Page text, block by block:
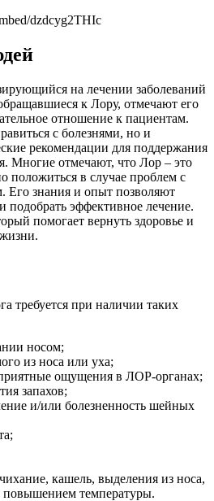
dzdcyg2THIc
на лечении заболеваний
к Лору, отмечают его
отношение к пациентам.
с болезнями, но и
рекомендации для поддержания
Многие отмечают, что Лор – это
положиться в случае проблем с
Его знания и опыт позволяют
подобрать эффективное лечение.
помогает вернуть здоровье и
требуется при наличии таких
носом;
из носа или уха;
ощущения в ЛОР-органах;
запахов;
и/или болезненность шейных
кашель, выделения из носа,
температуры.